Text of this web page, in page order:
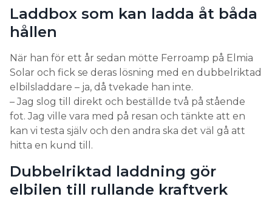
Laddbox som kan ladda åt båda
hållen
När han för ett år sedan mötte Ferroamp på Elmia
Solar och fick se deras lösning med en dubbelriktad
elbilsladdare – ja, då tvekade han inte.
– Jag slog till direkt och beställde två på stående
fot. Jag ville vara med på resan och tänkte att en
kan vi testa själv och den andra ska det väl gå att
hitta en kund till.
Dubbelriktad laddning gör
elbilen till rullande kraftverk